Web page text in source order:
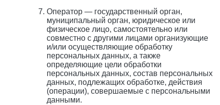
Оператор — государственный орган,
муниципальный орган, юридическое или
физическое лицо, самостоятельно или
совместно с другими лицами организующие
и/или осуществляющие обработку
персональных данных, а также
определяющие цели обработки
персональных данных, состав персональных
данных, подлежащих обработке, действия
(операции), совершаемые с персональными
данными.